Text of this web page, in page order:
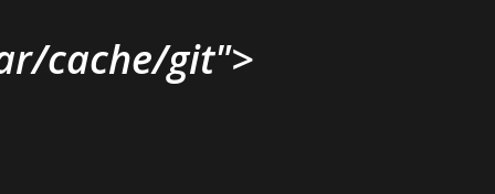
cache/git">